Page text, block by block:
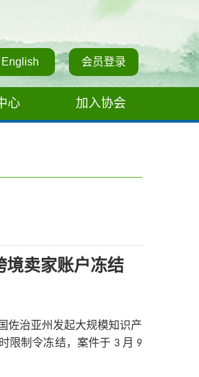
会员登录
English
心 加入协会
卖家账户冻结
佐治亚州发起大规模知识产
限制令冻结，案件于 3 月 9